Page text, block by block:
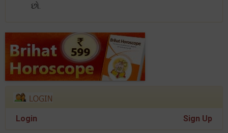
છો.
Login Sign Up